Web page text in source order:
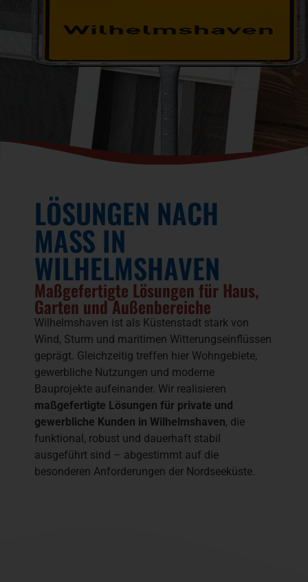
LÖSUNGEN NACH
MASS IN W
ILHELMSHAVEN
Maßgefertigte Lösungen für Haus,
Garten und Außenbereiche
Wilhelmshaven ist als Küstenstadt stark von
Wind, Sturm und maritimen Witterungseinflüssen
geprägt. Gleichzeitig treffen hier Wohngebiete,
gewerbliche Nutzungen und moderne
Bauprojekte aufeinander. Wir realisieren
maßgefertigte Lösungen für private und
gewerbliche Kunden in Wilhelmshaven, die
funktional, robust und dauerhaft stabil
ausgeführt sind – abgestimmt auf die
besonderen Anforderungen der Nordseeküste.